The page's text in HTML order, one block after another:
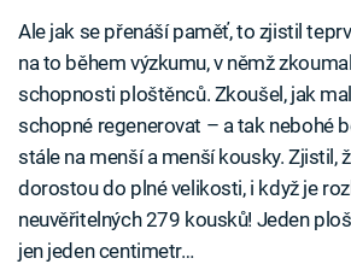
Ale jak se přenáší paměť, to zjistil
na to během výzkumu, v němž
schopnosti ploštěnců. Zkoušel, jak
schopné regenerovat – a tak nebohé
stále na menší a menší kousky. Zjistil,
dorostou do plné velikosti, i když je
neuvěřitelných 279 kousků! Jeden
jen jeden centimetr…